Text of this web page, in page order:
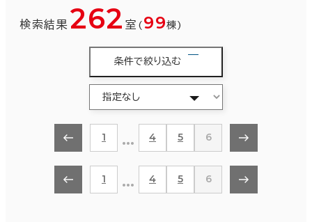
検索結果 262 室 ( 99棟)
条件で絞り込む
1 … 4 5 6
1 … 4 5 6